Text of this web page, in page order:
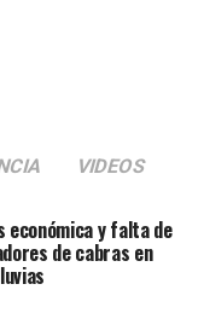
VIDEOS
y falta de
de cabras en